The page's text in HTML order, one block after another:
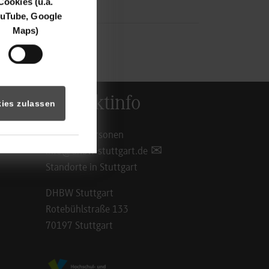
Google
Maps)
zulassenKontaktinfo
Ansprechpersonen
info@dhbw-stuttgart.de
Standorte in Stuttgart
DHBW Stuttgart
Rotebühlstraße 133
70197 Stuttgart